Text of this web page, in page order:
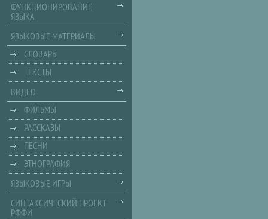
ФУНКЦИОНИРОВАНИЕ
ЯЗЫКА
ЯЗЫКОВЫЕ МАТЕРИАЛЫ
СЛОВАРЬ
ТЕКСТЫ
ВИДЕО
ФИЛЬМЫ
РАССКАЗЫ
ПЕСНИ
ЭТНОГРАФИЯ
ЯЗЫКОВЫЕ ИГРЫ
СИНТАКСИЧЕСКИЙ ПРОЕКТ
РФФИ